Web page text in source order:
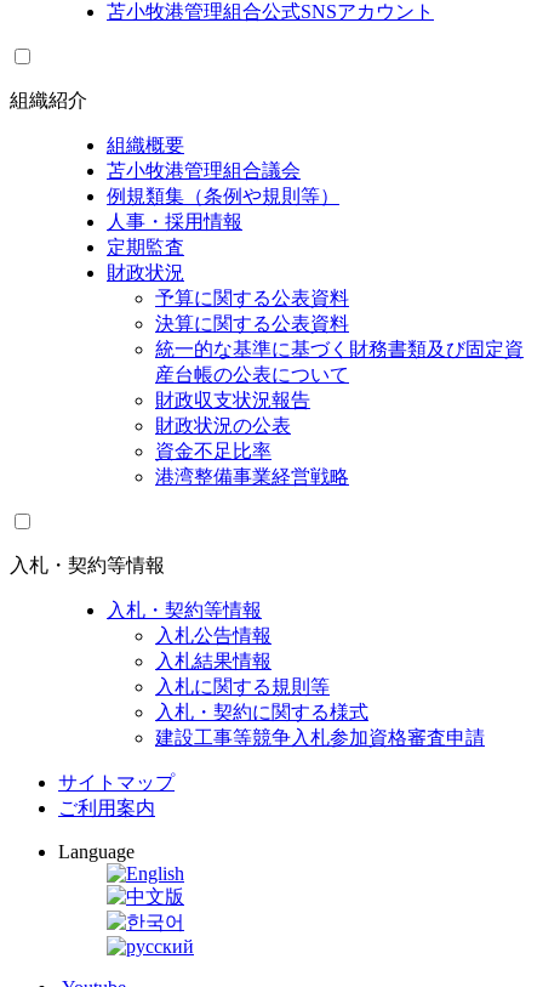
苫小牧港管理組合公式SNSアカウント
組織紹介
組織概要
苫小牧港管理組合議会
例規類集（条例や規則等）
人事・採用情報
定期監査
財政状況
予算に関する公表資料
決算に関する公表資料
統一的な基準に基づく財務書類及び固定資
産台帳の公表について
財政収支状況報告
財政状況の公表
資金不足比率
港湾整備事業経営戦略
入札・契約等情報
入札・契約等情報
入札公告情報
入札結果情報
入札に関する規則等
入札・契約に関する様式
建設工事等競争入札参加資格審査申請
サイトマップ
ご利用案内
Language